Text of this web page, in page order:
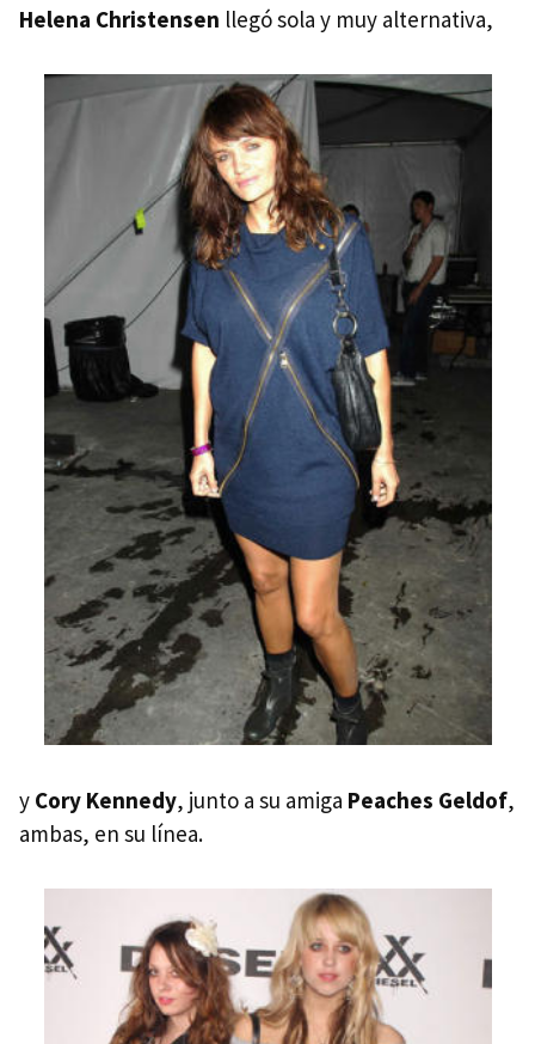
Helena Christensen llegó sola y muy alternativa,
y Cory Kennedy, junto a su amiga Peaches Geldof,
ambas, en su línea.